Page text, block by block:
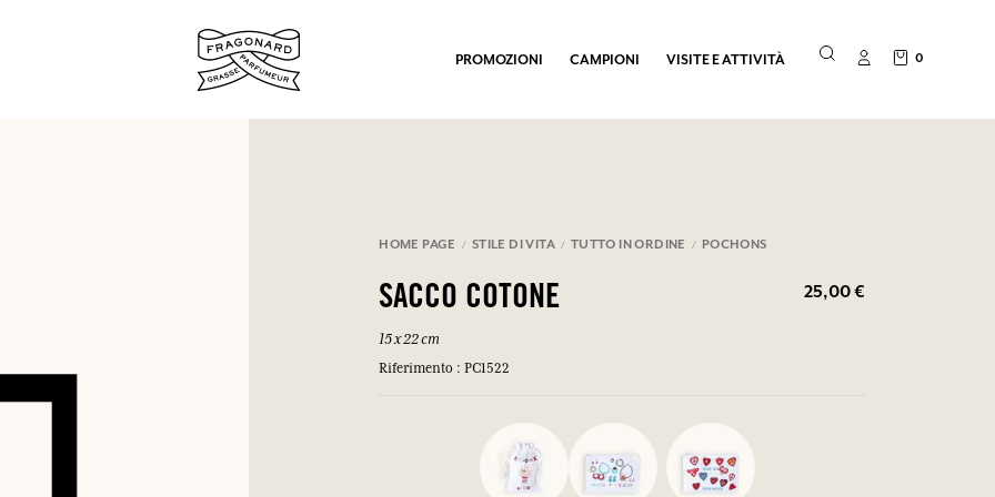
PROMOZIONI CAMPIONI VISITE E ATTIVITÀ 0
HOME PAGE STILE DI VITA TUTTO IN ORDINE POCHONS
SACCO COTONE 25,00 €
15 x 22 cm
Riferimento : PC1522